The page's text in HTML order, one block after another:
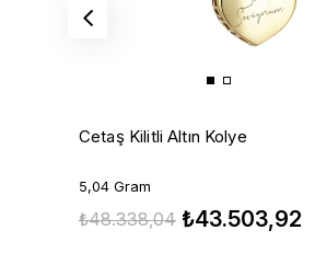
Cetaş Kilitli Altın Kolye
5,04 Gram
₺43.503,92
₺48.338,04